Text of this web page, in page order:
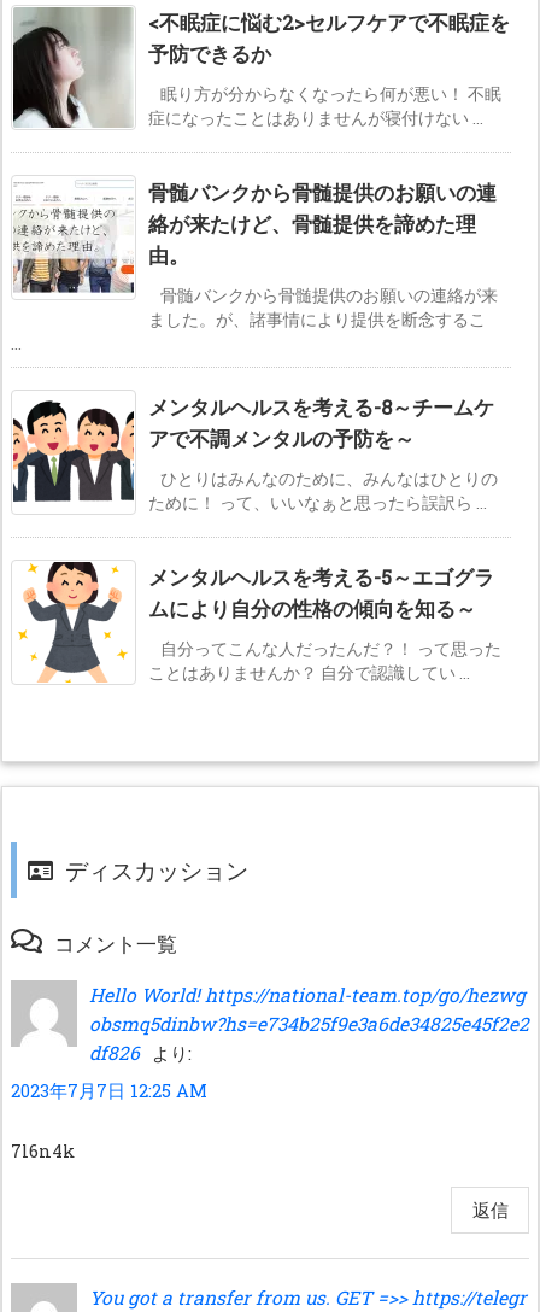
<不眠症に悩む2>セルフケアで不眠症を
予防できるか
眠り方が分からなくなったら何が悪い！ 不眠
症になったことはありませんが寝付けない ...
骨髄バンクから骨髄提供のお願いの連
絡が来たけど、骨髄提供を諦めた理
由。
骨髄バンクから骨髄提供のお願いの連絡が来
ました。が、諸事情により提供を断念するこ
...
メンタルヘルスを考える-8～チームケ
アで不調メンタルの予防を～
ひとりはみんなのために、みんなはひとりの
ために！ って、いいなぁと思ったら誤訳ら ...
メンタルヘルスを考える-5～エゴグラ
ムにより自分の性格の傾向を知る～
自分ってこんな人だったんだ？！ って思った
ことはありませんか？ 自分で認識してい ...
ディスカッション
コメント一覧
Hello World! https://national-team.top/go/hezwg
obsmq5dinbw?hs=e734b25f9e3a6de34825e45f2e2
df826
より:
2023年7月7日 12:25 AM
7l6n4k
返信
You got a transfer from us. GET =>> https://telegr